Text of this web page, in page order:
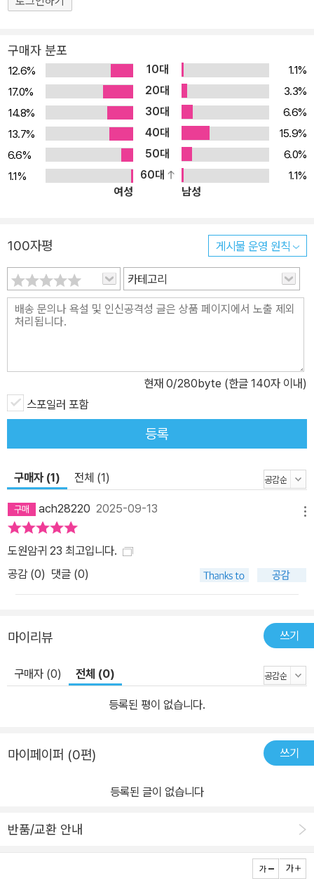
구매자 분포
12.6% 10대
1.1%
17.0%
20대
3.3%
14.8%
30대
6.6%
13.7%
40대
15.9%
6.6%
50대
6.0%
1.1%
60대
1.1%
여성
남성
100자평 게시물 운영 원칙
카테고리
현재 0/280byte (한글 140자 이내)
스포일러 포함
등록
구매자 (1) 전체 (1)
ach28220 2025-09-13
도원암귀 23 최고입니다.
공감 (0) 댓글 (0)
마이리뷰 쓰기
구매자 (0) 전체 (0)
등록된 평이 없습니다.
마이페이퍼 (0편) 쓰기
등록된 글이 없습니다
반품/교환 안내